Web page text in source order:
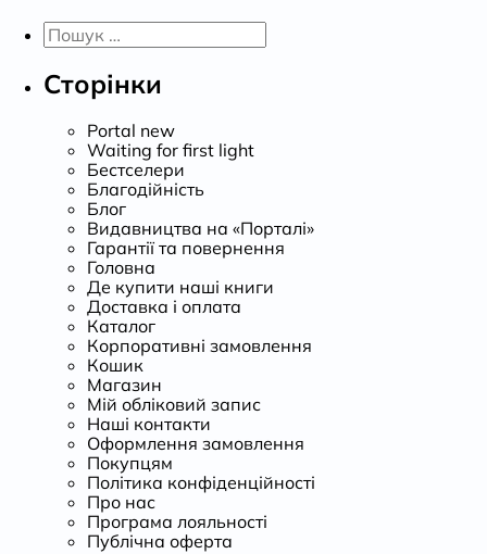
Пошук:
Сторінки
Portal new
Waiting for first light
Бестселери
Благодійність
Блог
Видавництва на «Порталі»
Гарантії та повернення
Головна
Де купити наші книги
Доставка і оплата
Каталог
Корпоративні замовлення
Кошик
Магазин
Мій обліковий запис
Наші контакти
Оформлення замовлення
Покупцям
Політика конфіденційності
Про нас
Програма лояльності
Публічна оферта